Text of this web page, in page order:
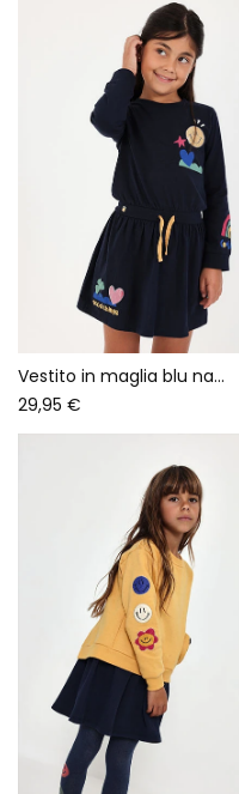
Vestito in maglia blu navy stampato con paillettes
29,95 €